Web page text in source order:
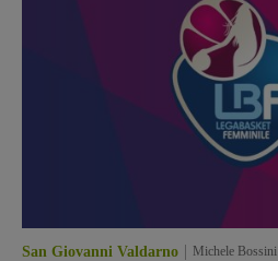
San Giovanni Valdarno Michele Bossini